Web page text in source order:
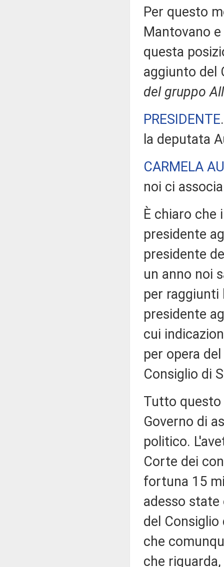
Per questo
Mantovano
questa
aggiunto del
del gruppo
PRESIDENTE
la deputata
CARMELA
noi ci
È chiaro che
presidente
presidente
un anno noi
per
presidente
cui
per opera
Consiglio di
Tutto questo
Governo di
politico.
Corte dei
fortuna 15
adesso state
del
che
che